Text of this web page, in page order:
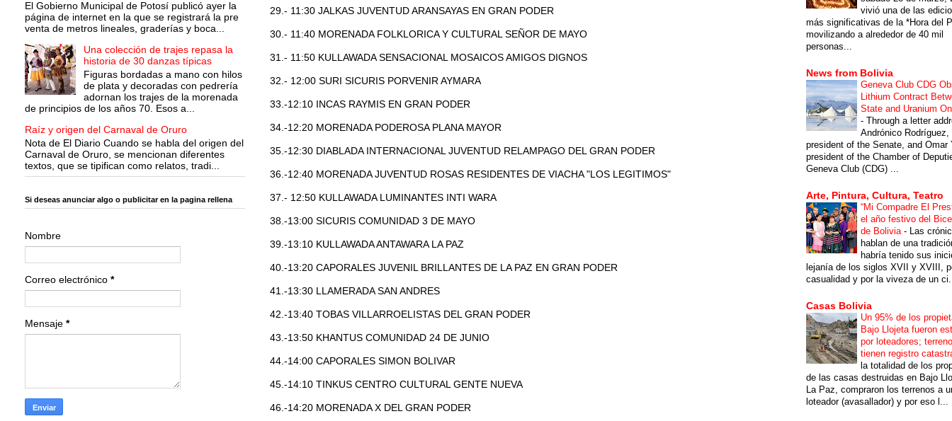
29.- 11:30 JALKAS JUVENTUD ARANSAYAS EN GRAN PODER
30.- 11:40 MORENADA FOLKLORICA Y CULTURAL SEÑOR DE MAYO
31.- 11:50 KULLAWADA SENSACIONAL MOSAICOS AMIGOS DIGNOS
32.- 12:00 SURI SICURIS PORVENIR AYMARA
33.-12:10 INCAS RAYMIS EN GRAN PODER
34.-12:20 MORENADA PODEROSA PLANA MAYOR
35.-12:30 DIABLADA INTERNACIONAL JUVENTUD RELAMPAGO DEL GRAN PODER
36.-12:40 MORENADA JUVENTUD ROSAS RESIDENTES DE VIACHA "LOS LEGITIMOS"
37.- 12:50 KULLAWADA LUMINANTES INTI WARA
38.-13:00 SICURIS COMUNIDAD 3 DE MAYO
39.-13:10 KULLAWADA ANTAWARA LA PAZ
40.-13:20 CAPORALES JUVENIL BRILLANTES DE LA PAZ EN GRAN PODER
41.-13:30 LLAMERADA SAN ANDRES
42.-13:40 TOBAS VILLARROELISTAS DEL GRAN PODER
43.-13:50 KHANTUS COMUNIDAD 24 DE JUNIO
44.-14:00 CAPORALES SIMON BOLIVAR
45.-14:10 TINKUS CENTRO CULTURAL GENTE NUEVA
46.-14:20 MORENADA X DEL GRAN PODER
El Gobierno Municipal de Potosí publicó ayer la
página de internet en la que se registrará la pre
venta de metros lineales, graderías y boca...
Una colección de trajes repasa la
historia de 30 danzas típicas
Figuras bordadas a mano con hilos
de plata y decoradas con pedrería
adornan los trajes de la morenada
de principios de los años 70. Esos a...
Raíz y origen del Carnaval de Oruro
Nota de El Diario Cuando se habla del origen del
Carnaval de Oruro, se mencionan diferentes
textos, que se tipifican como relatos, tradi...
Si deseas anunciar algo o publicitar en la pagina rellena
Nombre
Correo electrónico *
Mensaje *
vivió una de las
más significativas de la *Hora del
movilizando a alrededor de 40 mil
personas...
News from Bolivia
Geneva Club CDG
Lithium Contract
State and Uranium
- Through a letter
Andrónico Rodríguez,
president of the Senate, and Omar
president of the Chamber of
Geneva Club (CDG) ...
Arte, Pintura, Cultura, Teatro
“Mi Compadre El
el año festivo del
de Bolivia - Las
hablan de una
habría tenido sus
lejanía de los siglos XVII y XVIII,
casualidad y por la viveza de un
Casas Bolivia
Un 95% de los
Bajo Llojeta fueron
por loteadores;
tienen registro
la totalidad de los
de las casas destruidas en Bajo
La Paz, compraron los terrenos a
loteador (avasallador) y por eso l...